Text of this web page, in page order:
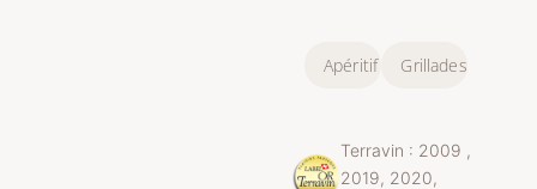
Apéritif Grillades
Terravin : 2009 ,
2019, 2020,